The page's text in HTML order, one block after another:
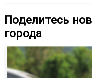
Поделитесь
города